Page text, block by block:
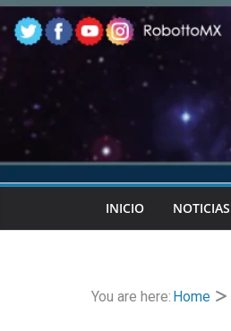
Skip
to
content
INICIO NOTICIAS
You are here: Home